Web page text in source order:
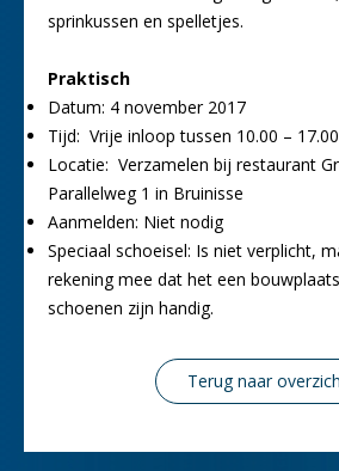
sprinkussen en spelletjes.
Praktisch
Datum: 4 november 2017
Tijd: Vrije inloop tussen 10.00 – 17.00
Locatie: Verzamelen bij restaurant
Parallelweg 1 in Bruinisse
Aanmelden: Niet nodig
Speciaal schoeisel: Is niet verplicht,
rekening mee dat het een
schoenen zijn handig.
Terug naar